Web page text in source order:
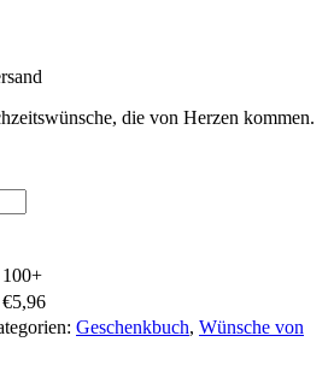
die von Herzen kommen.
100+
€5,96
Geschenkbuch, Wünsche von